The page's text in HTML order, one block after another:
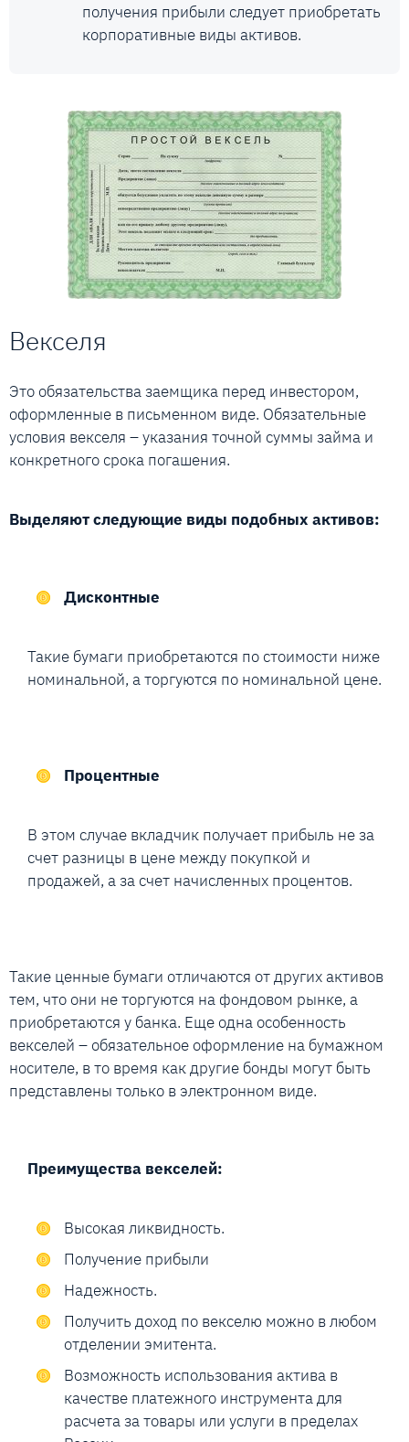
получения прибыли следует приобретать
корпоративные виды активов.
Векселя
Это обязательства заемщика перед инвестором,
оформленные в письменном виде. Обязательные
условия векселя – указания точной суммы займа и
конкретного срока погашения.
Выделяют следующие виды подобных активов:
Дисконтные
Такие бумаги приобретаются по стоимости ниже
номинальной, а торгуются по номинальной цене.
Процентные
В этом случае вкладчик получает прибыль не за
счет разницы в цене между покупкой и
продажей, а за счет начисленных процентов.
Такие ценные бумаги отличаются от других активов
тем, что они не торгуются на фондовом рынке, а
приобретаются у банка. Еще одна особенность
векселей – обязательное оформление на бумажном
носителе, в то время как другие бонды могут быть
представлены только в электронном виде.
Преимущества векселей:
Высокая ликвидность.
Получение прибыли
Надежность.
Получить доход по векселю можно в любом
отделении эмитента.
Возможность использования актива в
качестве платежного инструмента для
расчета за товары или услуги в пределах